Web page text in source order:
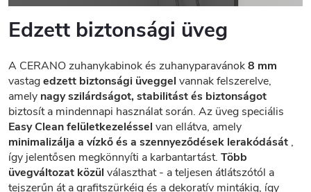
Edzett biztonsági üveg
A CERANO zuhanykabinok és zuhanyparavánok8 mm
vastagedzett biztonsági üveggel vannak felszerelve,
amely nagy szilárdságot, stabilitást és biztonságot
biztosít a mindennapi használat során. Az üveg speciális
Easy Clean felületkezeléssel van ellátva, amely
minimalizálja a vízkő és a szennyeződések lerakódását ,
így jelentősen megkönnyíti a karbantartást. Több
üvegváltozat közül választhat - a teljesen átlátszótól a
tejszerűn át a grafitszürkéig és a dekoratív mintákig, így